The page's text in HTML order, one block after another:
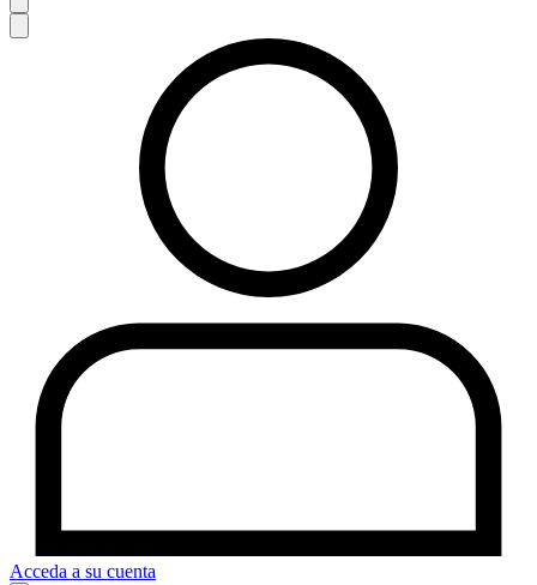
Acceda a su cuenta